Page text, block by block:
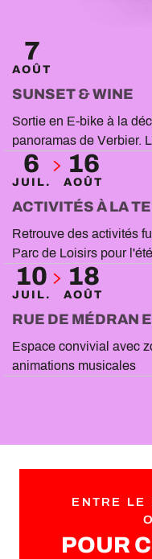
7
AOÛT
SUNSET & WINE
Sortie en E-bike à la
panoramas de Verbier.
6
JUIL.
16
AOÛT
ACTIVITÉS À LA
Retrouve des activités
Parc de Loisirs pour
10
JUIL.
18
AOÛT
RUE DE MÉDRAN
Espace convivial avec
animations musicales
ENTRE LE
POUR